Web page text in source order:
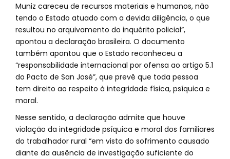
Muniz careceu de recursos materiais e humanos, não
tendo o Estado atuado com a devida diligência, o que
resultou no arquivamento do inquérito policial”,
apontou a declaração brasileira. O documento
também apontou que o Estado reconheceu a
“responsabilidade internacional por ofensa ao artigo 5.1
do Pacto de San José”, que prevê que toda pessoa
tem direito ao respeito à integridade física, psíquica e
moral.
Nesse sentido, a declaração admite que houve
violação da integridade psíquica e moral dos familiares
do trabalhador rural “em vista do sofrimento causado
diante da ausência de investigação suficiente do